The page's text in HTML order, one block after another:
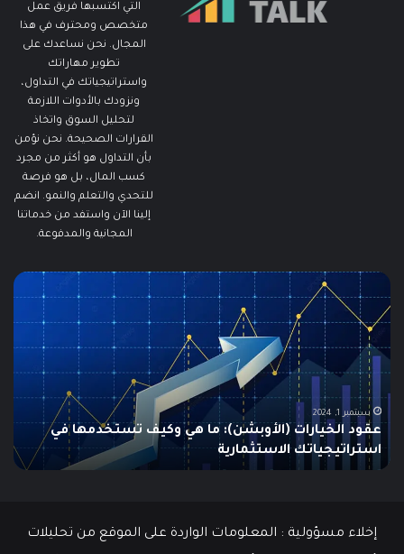
التي اكتسبها فريق عمل
متخصص ومحترف في هذا
المجال. نحن نساعدك على
تطوير مهاراتك
واستراتيجياتك في التداول،
ونزودك بالأدوات اللازمة
لتحليل السوق واتخاذ
القرارات الصحيحة. نحن نؤمن
بأن التداول هو أكثر من مجرد
كسب المال، بل هو فرصة
للتحدي والتعلم والنمو. انضم
إلينا الآن واستفد من خدماتنا
المجانية والمدفوعة.
ما
هو
الـ
Swing
دليلك
الشامل
للمبتدئين
يونيو 10, 2025
ما هو الـ Swing Trading؟ دليلك الشامل للمبتدئين
إخلاء مسؤولية : المعلومات الواردة على الموقع من تحليلات